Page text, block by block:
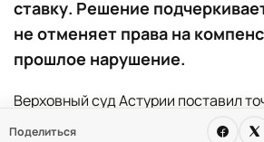
Поделиться
ставку. Решение
не отменяет права на
прошлое нарушение.
Верховный суд Астурии поставил
может изменить подход к